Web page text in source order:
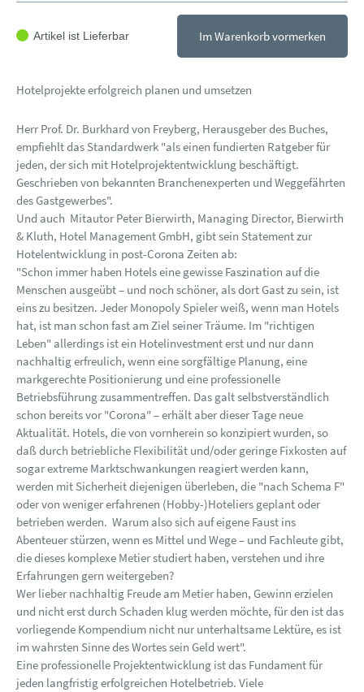
Artikel ist Lieferbar Im Warenkorb vormerken
Hotelprojekte erfolgreich planen und umsetzen
Herr Prof. Dr. Burkhard von Freyberg, Herausgeber des Buches,
empfiehlt das Standardwerk "als einen fundierten Ratgeber für
jeden, der sich mit Hotelprojektentwicklung beschäftigt.
Geschrieben von bekannten Branchenexperten und Weggefährten
des Gastgewerbes".
Und auch Mitautor Peter Bierwirth, Managing Director, Bierwirth
& Kluth, Hotel Management GmbH, gibt sein Statement zur
Hotelentwicklung in post-Corona Zeiten ab:
"Schon immer haben Hotels eine gewisse Faszination auf die
Menschen ausgeübt – und noch schöner, als dort Gast zu sein, ist
eins zu besitzen. Jeder Monopoly Spieler weiß, wenn man Hotels
hat, ist man schon fast am Ziel seiner Träume. Im "richtigen
Leben" allerdings ist ein Hotelinvestment erst und nur dann
nachhaltig erfreulich, wenn eine sorgfältige Planung, eine
markgerechte Positionierung und eine professionelle
Betriebsführung zusammentreffen. Das galt selbstverständlich
schon bereits vor "Corona" – erhält aber dieser Tage neue
Aktualität. Hotels, die von vornherein so konzipiert wurden, so
daß durch betriebliche Flexibilität und/oder geringe Fixkosten auf
sogar extreme Marktschwankungen reagiert werden kann,
werden mit Sicherheit diejenigen überleben, die "nach Schema F"
oder von weniger erfahrenen (Hobby-)Hoteliers geplant oder
betrieben werden. Warum also sich auf eigene Faust ins
Abenteuer stürzen, wenn es Mittel und Wege – und Fachleute gibt,
die dieses komplexe Metier studiert haben, verstehen und ihre
Erfahrungen gern weitergeben?
Wer lieber nachhaltig Freude am Metier haben, Gewinn erzielen
und nicht erst durch Schaden klug werden möchte, für den ist das
vorliegende Kompendium nicht nur unterhaltsame Lektüre, es ist
im wahrsten Sinne des Wortes sein Geld wert".
Eine professionelle Projektentwicklung ist das Fundament für
jeden langfristig erfolgreichen Hotelbetrieb. Viele